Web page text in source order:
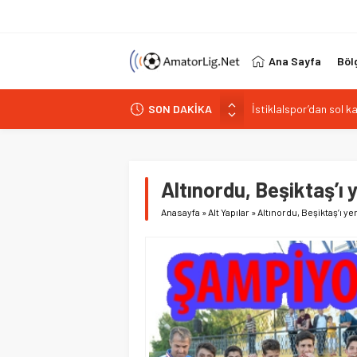
Ana Sayfa
SON DAKİKA
Paşabahçespor’da
İstanbul Gençlerbirliği
Kuzeyin Kaplanları
İstiklalspor’dan sol
Altınordu,
Anasayfa »Alt Yapılar »Altınordu, Beşiktaş’ı